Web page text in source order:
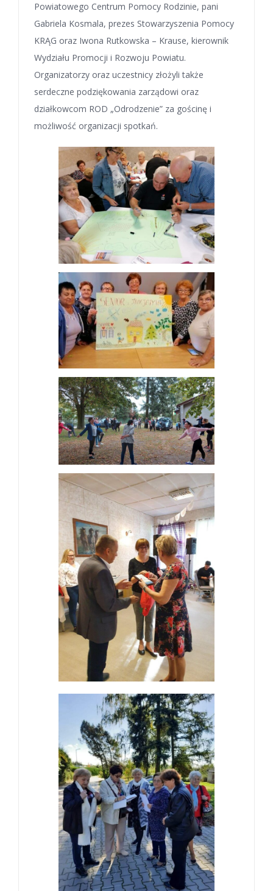
Powiatowego Centrum Pomocy Rodzinie, pani
Gabriela Kosmala, prezes Stowarzyszenia Pomocy
KRĄG oraz Iwona Rutkowska – Krause, kierownik
Wydziału Promocji i Rozwoju Powiatu.
Organizatorzy oraz uczestnicy złożyli także
serdeczne podziękowania zarządowi oraz
działkowcom ROD „Odrodzenie” za gościnę i
możliwość organizacji spotkań.